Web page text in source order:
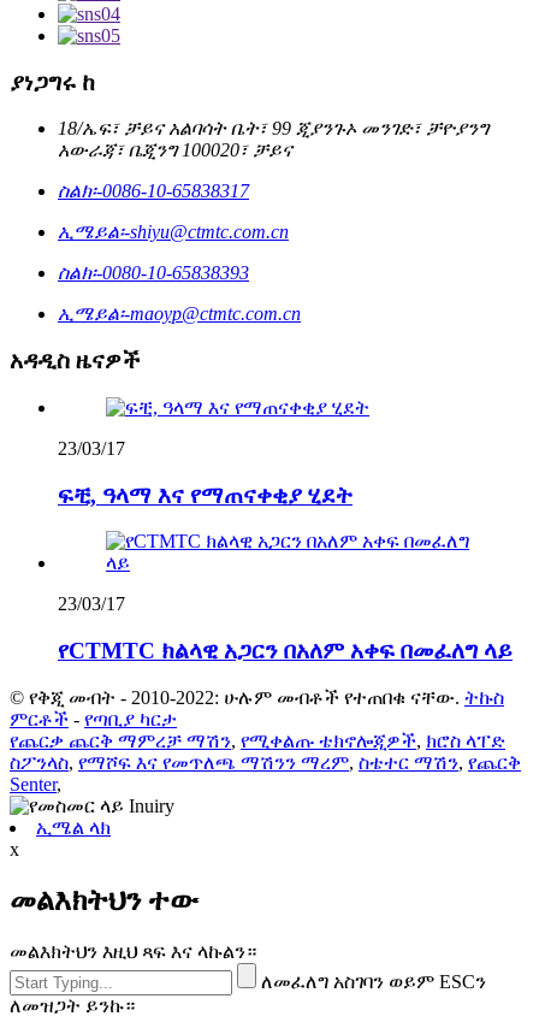
ያነጋግሩ ከ
18/ኤፍ፣ ቻይና አልባሳት ቤት፣ 99 ጂያንጉኦ መንገድ፣ ቻዮያንግ
አውራጃ፣ ቤጂንግ 100020፣ ቻይና
ስልክ፡-0086-10-65838317
ኢሜይል፡-shiyu@ctmtc.com.cn
ስልክ፡-0080-10-65838393
ኢሜይል፡-maoyp@ctmtc.com.cn
አዳዲስ ዜናዎች
23/03/17
ፍቺ, ዓላማ እና የማጠናቀቂያ ሂደት
23/03/17
የCTMTC ክልላዊ አጋርን በአለም አቀፍ በመፈለግ ላይ
© የቅጂ መብት - 2010-2022: ሁሉም መብቶች የተጠበቁ ናቸው. ትኩስ
ምርቶች - የጣቢያ ካርታ
የጨርቃ ጨርቅ ማምረቻ ማሽን, የሚቀልጡ ቴክኖሎጂዎች, ክሮስ ላፐድ
ስፖንላስ, የማሾፍ እና የመጥለጫ ማሽንን ማረም, ስቴተር ማሽን, የጨርቅ
Senter,
ኢሜል ላክ
x
መልእክትህን ተው
መልእክትህን እዚህ ጻፍ እና ላኩልን።
ለመፈለግ አስገባን ወይም ESCን
ለመዝጋት ይንኩ።